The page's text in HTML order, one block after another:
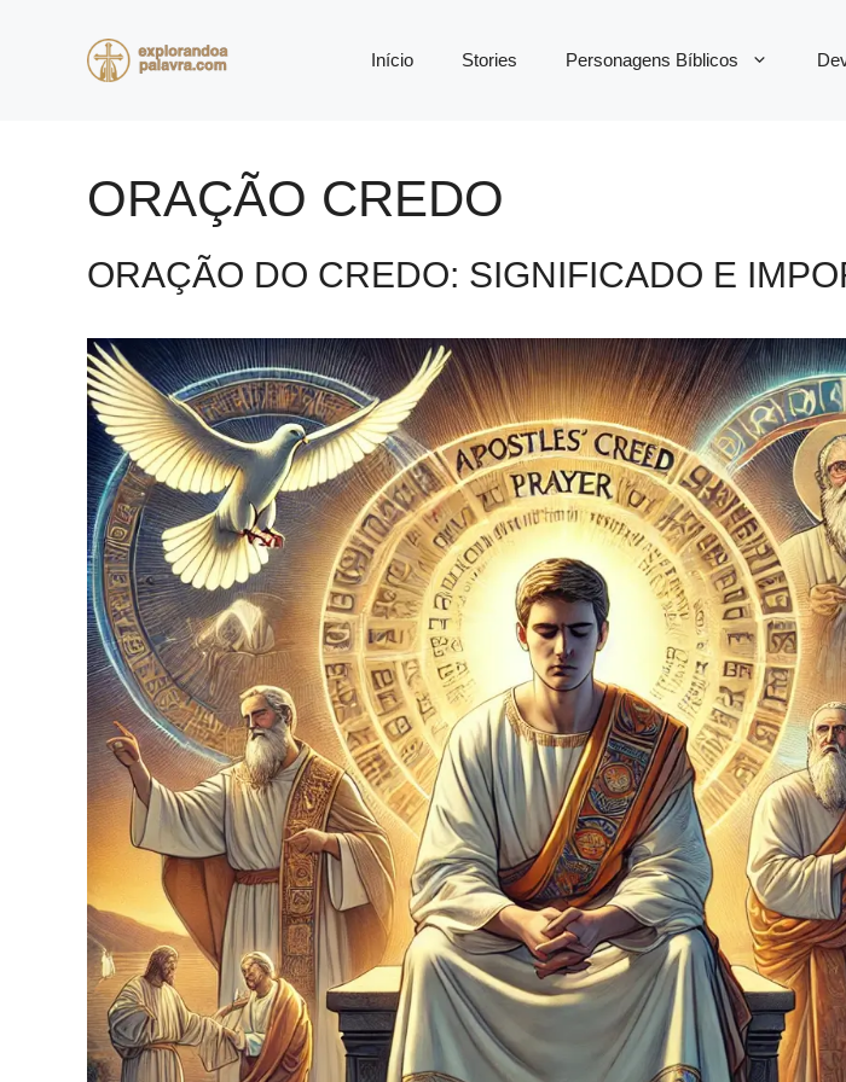
Início Stories Personagens Bíblicos
ORAÇÃO CREDO
ORAÇÃO DO CREDO: SIGNIFICADO E